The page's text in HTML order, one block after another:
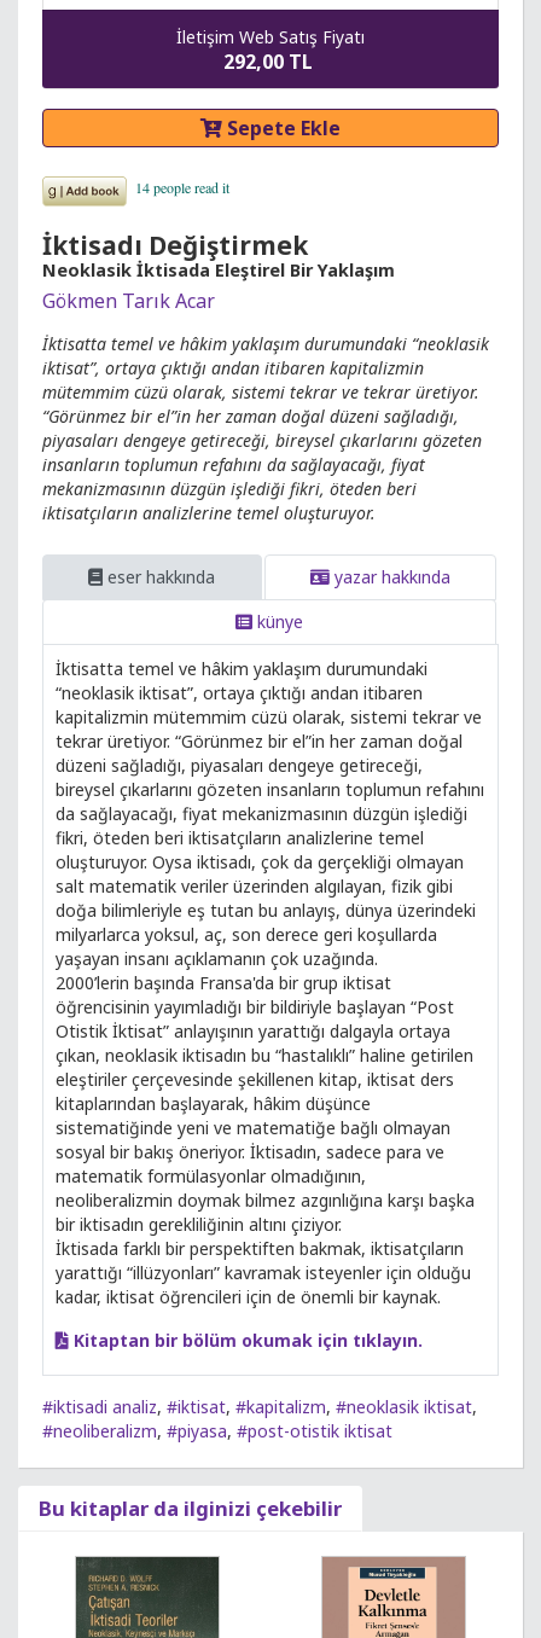
İletişim Web Satış Fiyatı
292,00 TL
Sepete Ekle
İktisadı Değiştirmek
Neoklasik İktisada Eleştirel Bir Yaklaşım
Gökmen Tarık Acar
İktisatta temel ve hâkim yaklaşım durumundaki “neoklasik
iktisat”, ortaya çıktığı andan itibaren kapitalizmin
mütemmim cüzü olarak, sistemi tekrar ve tekrar üretiyor.
“Görünmez bir el”in her zaman doğal düzeni sağladığı,
piyasaları dengeye getireceği, bireysel çıkarlarını gözeten
insanların toplumun refahını da sağlayacağı, fiyat
mekanizmasının düzgün işlediği fikri, öteden beri
iktisatçıların analizlerine temel oluşturuyor.
eser hakkında
yazar hakkında
künye
İktisatta temel ve hâkim yaklaşım durumundaki
“neoklasik iktisat”, ortaya çıktığı andan itibaren
kapitalizmin mütemmim cüzü olarak, sistemi tekrar ve
tekrar üretiyor. “Görünmez bir el”in her zaman doğal
düzeni sağladığı, piyasaları dengeye getireceği,
bireysel çıkarlarını gözeten insanların toplumun refahını
da sağlayacağı, fiyat mekanizmasının düzgün işlediği
fikri, öteden beri iktisatçıların analizlerine temel
oluşturuyor. Oysa iktisadı, çok da gerçekliği olmayan
salt matematik veriler üzerinden algılayan, fizik gibi
doğa bilimleriyle eş tutan bu anlayış, dünya üzerindeki
milyarlarca yoksul, aç, son derece geri koşullarda
yaşayan insanı açıklamanın çok uzağında.
2000’lerin başında Fransa'da bir grup iktisat
öğrencisinin yayımladığı bir bildiriyle başlayan “Post
Otistik İktisat” anlayışının yarattığı dalgayla ortaya
çıkan, neoklasik iktisadın bu “hastalıklı” haline getirilen
eleştiriler çerçevesinde şekillenen kitap, iktisat ders
kitaplarından başlayarak, hâkim düşünce
sistematiğinde yeni ve matematiğe bağlı olmayan
sosyal bir bakış öneriyor. İktisadın, sadece para ve
matematik formülasyonlar olmadığının,
neoliberalizmin doymak bilmez azgınlığına karşı başka
bir iktisadın gerekliliğinin altını çiziyor.
İktisada farklı bir perspektiften bakmak, iktisatçıların
yarattığı “illüzyonları” kavramak isteyenler için olduğu
kadar, iktisat öğrencileri için de önemli bir kaynak.
Kitaptan bir bölüm okumak için tıklayın.
#iktisadi analiz, #iktisat, #kapitalizm, #neoklasik iktisat,
#neoliberalizm, #piyasa, #post-otistik iktisat
Bu kitaplar da ilginizi çekebilir